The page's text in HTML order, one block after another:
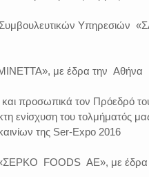
Υπηρεσιών
με έδρα την Αθήνα
προσωπικά τον Πρόεδρό
ενίσχυση του τολμήματός
της Ser-Expo 2016
FOODS ΑΕ», με έδρα